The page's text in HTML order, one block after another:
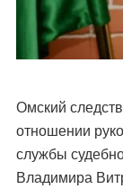
Омский
отношении
службы
Владимира